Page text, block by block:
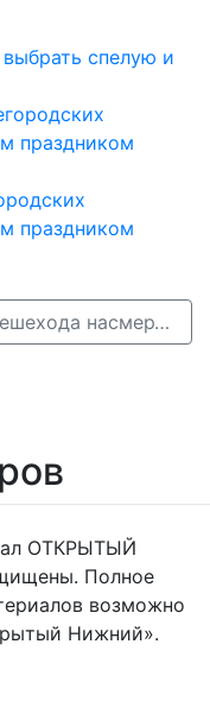
спелую и
праздником
Пешехода насмерть сбили на трассе в Кстовском районе →
ОТКРЫТЫЙ
Полное
возможно
Нижний».